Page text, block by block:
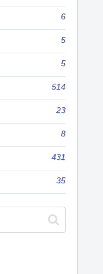
6
5
5
514
23
8
431
35